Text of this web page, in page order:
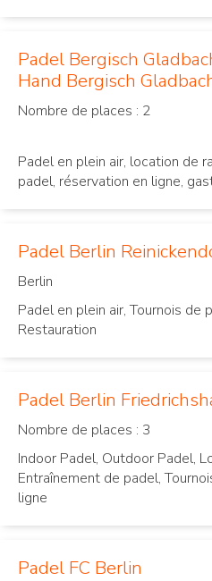
Padel Bergisch
Hand Bergisch
Nombre de places : 2
Padel en plein air, location de
padel, réservation en ligne,
Padel Berlin
Berlin
Padel en plein air, Tournois de
Restauration
Padel Berlin
Nombre de places : 3
Indoor Padel, Outdoor Padel,
Entraînement de padel,
ligne
Padel FC Berlin